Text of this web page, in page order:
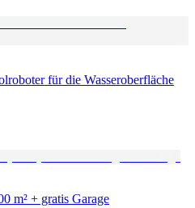
für die Wasseroberfläche
m² + gratis Garage